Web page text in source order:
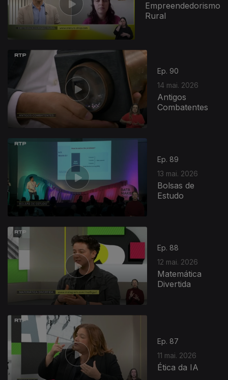
Empreendedorismo
Rural
Ep. 90
14 mai. 2026
Antigos
Combatentes
Ep. 89
13 mai. 2026
Bolsas de
Estudo
Ep. 88
12 mai. 2026
Matemática
Divertida
Ep. 87
11 mai. 2026
Ética da IA
927546